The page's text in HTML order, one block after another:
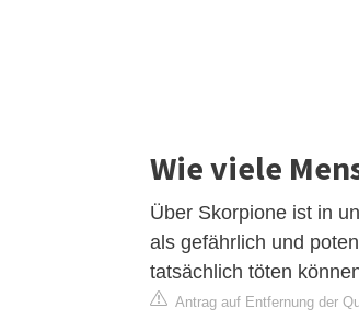
Wie viele
Über Skorpione ist in
als gefährlich und
tatsächlich töten
Antrag auf Entfernung der